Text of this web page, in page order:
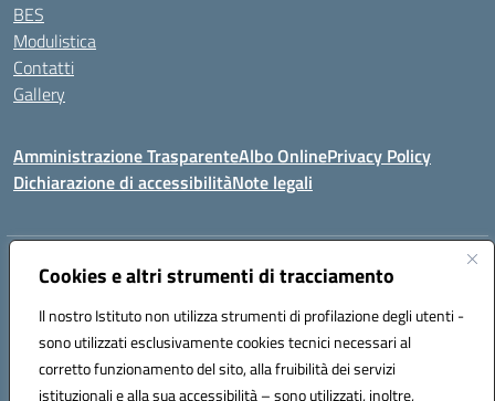
Cookies e altri strumenti di tracciamento
Il nostro Istituto non utilizza strumenti di profilazione degli utenti -
sono utilizzati esclusivamente cookies tecnici necessari al
corretto funzionamento del sito, alla fruibilità dei servizi
istituzionali e alla sua accessibilità – sono utilizzati, inoltre,
BES
Modulistica
Contatti
Gallery
Amministrazione TrasparenteAlbo OnlinePrivacy Policy
Dichiarazione di accessibilitàNote legali
Indirizzo:Via Coniugi Crigna – Cap. 89861 – Tropea (VV)
Posta elettronica certificata (PEC):vvic82200d@pec.istruzione.it
Codice fiscale: 96012410799
Codice meccanografico:VVIC82200D